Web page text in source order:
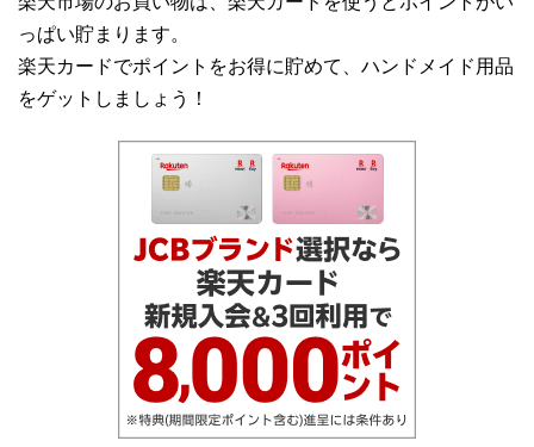
っぱい貯まります。
楽天カードでポイントをお得に貯めて、ハンドメイド用品
をゲットしましょう！